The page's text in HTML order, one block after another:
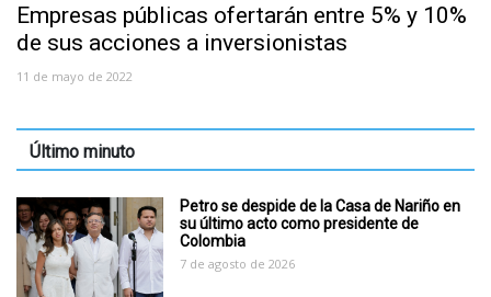
Empresas públicas ofertarán entre 5% y 10%
de sus acciones a inversionistas
11 de mayo de 2022
Último minuto
Petro se despide de la Casa de Nariño en
su último acto como presidente de
Colombia
7 de agosto de 2026